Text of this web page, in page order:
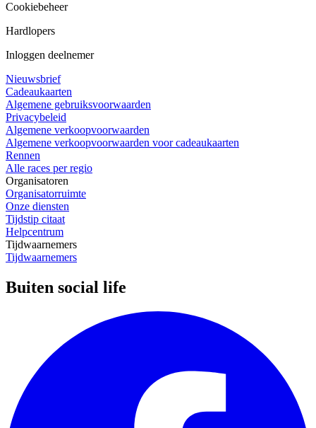
Cookiebeheer
Hardlopers
Inloggen deelnemer
Nieuwsbrief
Cadeaukaarten
Algemene gebruiksvoorwaarden
Privacybeleid
Algemene verkoopvoorwaarden
Algemene verkoopvoorwaarden voor cadeaukaarten
Rennen
Alle races per regio
Organisatoren
Organisatorruimte
Onze diensten
Tijdstip citaat
Helpcentrum
Tijdwaarnemers
Tijdwaarnemers
Buiten social life